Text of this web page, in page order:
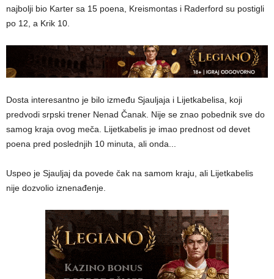
najbolji bio Karter sa 15 poena, Kreismontas i Raderford su postigli
po 12, a Krik 10.
Dosta interesantno je bilo između Sjauljaja i Lijetkabelisa, koji
predvodi srpski trener Nenad Čanak. Nije se znao pobednik sve do
samog kraja ovog meča. Lijetkabelis je imao prednost od devet
poena pred poslednjih 10 minuta, ali onda...
Uspeo je Sjauljaj da povede čak na samom kraju, ali Lijetkabelis
nije dozvolio iznenađenje.